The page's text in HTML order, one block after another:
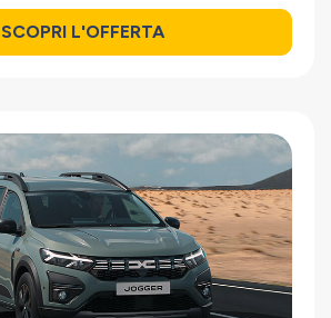
SCOPRI L'OFFERTA